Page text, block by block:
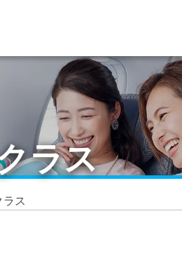
ラス
ス